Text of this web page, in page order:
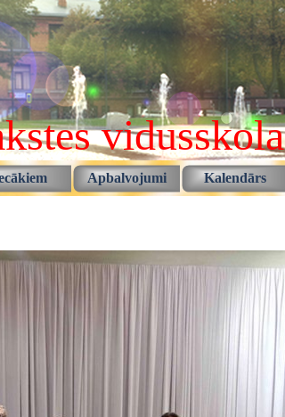
vidusskola
Izlaist izvēlni
▼ ▼
Apbalvojumi ▼
Kalendārs